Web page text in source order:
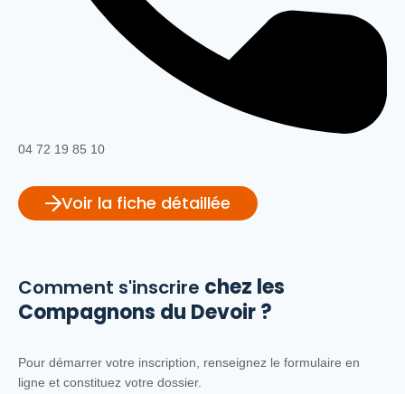
04 72 19 85 10
Voir la fiche détaillée
Comment s'inscrire chez les
Compagnons du Devoir ?
Pour démarrer votre inscription, renseignez le formulaire en
ligne et constituez votre dossier.